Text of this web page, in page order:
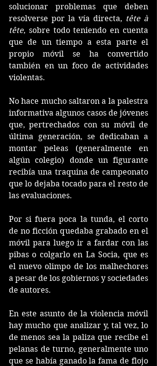
solucionar problemas que deben
resolverse por la vía directa, tête à
tête, sobre todo teniendo en cuenta
que de un tiempo a esta parte el
propio móvil se ha convertido
también en un foco de actividades
violentas.
No hace mucho saltaron a la palestra
informativa algunos casos de jóvenes
que, pertrechados con su móvil de
última generación, se dedicaban a
montar peleas (generalmente en
algún colegio) donde un figurante
recibía una traquina de campeonato
que lo dejaba tocado para el resto de
las evaluaciones.
Por si fuera poca la tunda, el corto
de no ficción quedaba grabado en el
móvil para luego ir a fardar con las
pibas o colgarlo en La Socia, que es
el nuevo olimpo de los malhechores
a pesar de los gobiernos y sociedades
de autores.
En este asunto de la violencia móvil
hay mucho que analizar y, tal vez, lo
de menos sea la paliza que recibe el
pelanas de turno, generalmente uno
que se había ganado la fama de flojo